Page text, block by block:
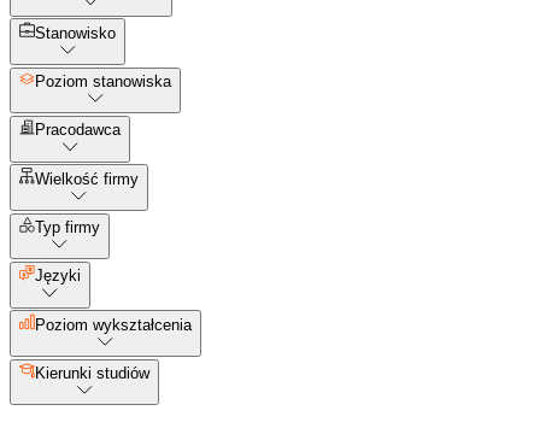
Stanowisko
Poziom stanowiska
Pracodawca
Wielkość firmy
Typ firmy
Języki
Poziom wykształcenia
Kierunki studiów